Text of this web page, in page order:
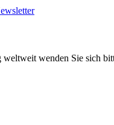
wenden Sie sich